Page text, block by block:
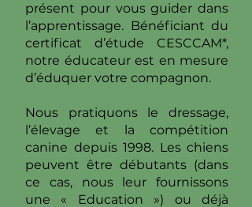
présent pour vous guider dans
l’apprentissage. Bénéficiant du
certificat d’étude CESCCAM*,
notre éducateur est en mesure
d’éduquer votre compagnon.
Nous pratiquons le dressage,
l’élevage et la compétition
canine depuis 1998. Les chiens
peuvent être débutants (dans
ce cas, nous leur fournissons
une « Education ») ou déjà